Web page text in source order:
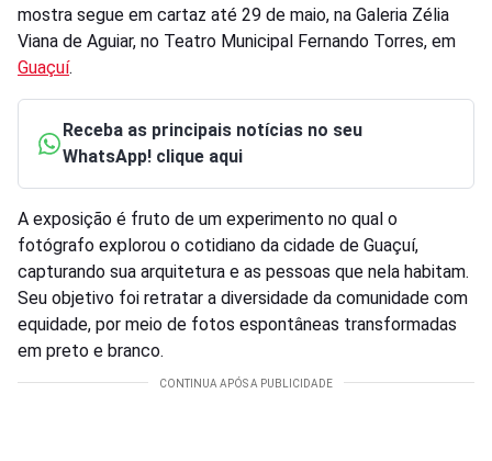
mostra segue em cartaz até 29 de maio, na Galeria Zélia
Viana de Aguiar, no Teatro Municipal Fernando Torres, em
Guaçuí.
Receba as principais notícias no seu
WhatsApp! clique aqui
A exposição é fruto de um experimento no qual o
fotógrafo explorou o cotidiano da cidade de Guaçuí,
capturando sua arquitetura e as pessoas que nela habitam.
Seu objetivo foi retratar a diversidade da comunidade com
equidade, por meio de fotos espontâneas transformadas
em preto e branco.